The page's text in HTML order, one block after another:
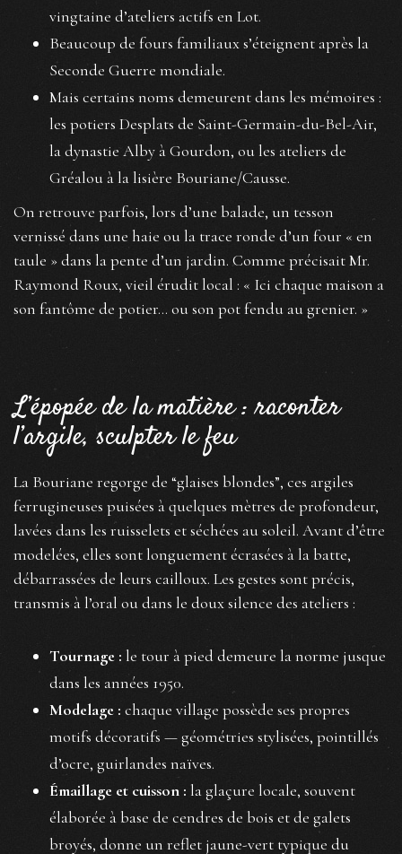
vingtaine d’ateliers actifs en Lot.
Beaucoup de fours familiaux s’éteignent après la
Seconde Guerre mondiale.
Mais certains noms demeurent dans les mémoires :
les potiers Desplats de Saint-Germain-du-Bel-Air,
la dynastie Alby à Gourdon, ou les ateliers de
Gréalou à la lisière Bouriane/Causse.
On retrouve parfois, lors d’une balade, un tesson
vernissé dans une haie ou la trace ronde d’un four « en
taule » dans la pente d’un jardin. Comme précisait Mr.
Raymond Roux, vieil érudit local : « Ici chaque maison a
son fantôme de potier… ou son pot fendu au grenier. »
L’épopée de la matière : raconter
l’argile, sculpter le feu
La Bouriane regorge de “glaises blondes”, ces argiles
ferrugineuses puisées à quelques mètres de profondeur,
lavées dans les ruisselets et séchées au soleil. Avant d’être
modelées, elles sont longuement écrasées à la batte,
débarrassées de leurs cailloux. Les gestes sont précis,
transmis à l’oral ou dans le doux silence des ateliers :
Tournage : le tour à pied demeure la norme jusque
dans les années 1950.
Modelage : chaque village possède ses propres
motifs décoratifs — géométries stylisées, pointillés
d’ocre, guirlandes naïves.
Émaillage et cuisson : la glaçure locale, souvent
élaborée à base de cendres de bois et de galets
broyés, donne un reflet jaune-vert typique du